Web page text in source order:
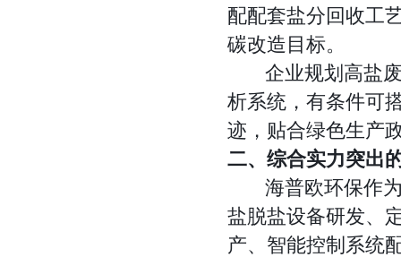
配配套盐分回收工
碳改造目标。
企业规划高盐废
析系统，有条件可
迹，贴合绿色生产
二、综合实力突出
海普欧环保作为
盐脱盐设备研发、
产、智能控制系统